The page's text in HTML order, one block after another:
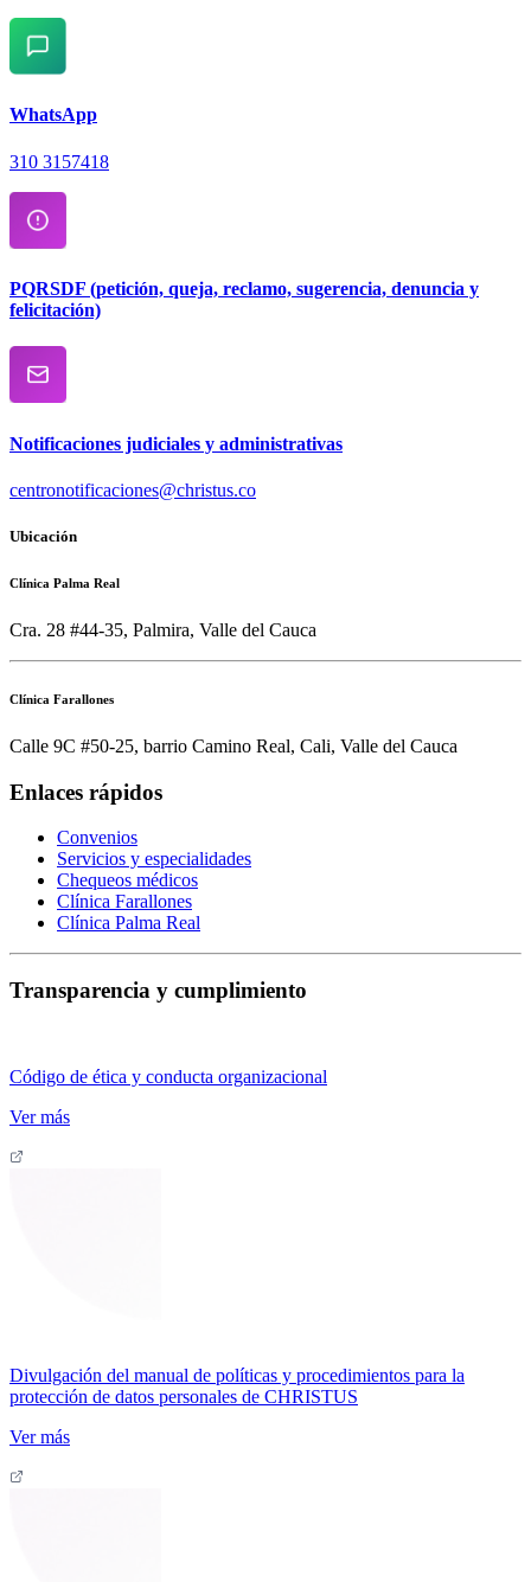
WhatsApp
310 3157418
PQRSDF (petición, queja, reclamo, sugerencia, denuncia y
felicitación)
Notificaciones judiciales y administrativas
centronotificaciones@christus.co
Ubicación
Clínica Palma Real
Cra. 28 #44-35, Palmira, Valle del Cauca
Clínica Farallones
Calle 9C #50-25, barrio Camino Real, Cali, Valle del Cauca
Enlaces rápidos
Convenios
Servicios y especialidades
Chequeos médicos
Clínica Farallones
Clínica Palma Real
Transparencia y cumplimiento
Código de ética y conducta organizacional
Ver más
Divulgación del manual de políticas y procedimientos para la
protección de datos personales de CHRISTUS
Ver más